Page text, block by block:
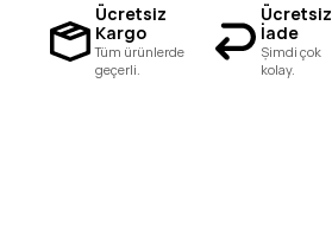
Ücretsiz
Kargo
Tüm ürünlerde
geçerli.
Ücretsiz
İade
Şimdi çok
kolay.